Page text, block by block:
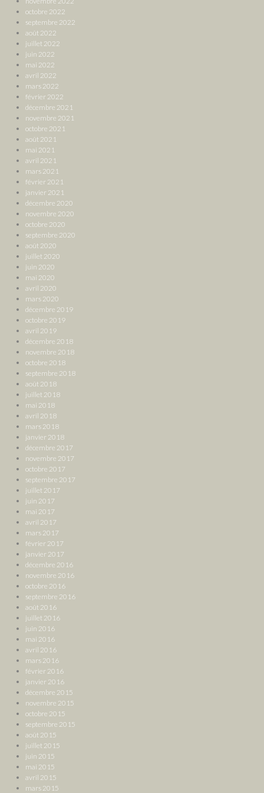
octobre 2022
septembre 2022
août 2022
juillet 2022
juin 2022
mai 2022
avril 2022
mars 2022
février 2022
décembre 2021
novembre 2021
octobre 2021
août 2021
mai 2021
avril 2021
mars 2021
février 2021
janvier 2021
décembre 2020
novembre 2020
octobre 2020
septembre 2020
août 2020
juillet 2020
juin 2020
mai 2020
avril 2020
mars 2020
décembre 2019
octobre 2019
avril 2019
décembre 2018
novembre 2018
octobre 2018
septembre 2018
août 2018
juillet 2018
mai 2018
avril 2018
mars 2018
janvier 2018
décembre 2017
novembre 2017
octobre 2017
septembre 2017
juillet 2017
juin 2017
mai 2017
avril 2017
mars 2017
février 2017
janvier 2017
décembre 2016
novembre 2016
octobre 2016
septembre 2016
août 2016
juillet 2016
juin 2016
mai 2016
avril 2016
mars 2016
février 2016
janvier 2016
décembre 2015
novembre 2015
octobre 2015
septembre 2015
août 2015
juillet 2015
juin 2015
mai 2015
avril 2015
mars 2015